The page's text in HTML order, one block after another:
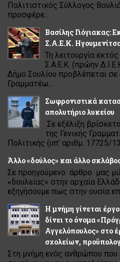
Πολιτιστικός Σύλλογος
προσφέρε...
Βασίλης Γιόγιακας:
Σ.Α.Ε.Κ.
Τη λειτουργία
Σ.Α.Ε.Κ. (πρώην
Δήμο Σουλίου προβλέπεται
Γραμματέω...
Σωφρονιστικά
απολυτήριο λυκείου
Σε εξέλιξη
της Γενικής
Πολιτικής (υπ' αριθμ. 17725/
Άλλο «δούλος» και άλλο
Σε προηγούμενο άρθρο μας
«δουλείας» στην αρχαία
εξηγήσουμε πως στην ουσία
Η μνήμη γίνεται
δίνει το όνομα
Αγγελόπουλος» στο
σχολείων,
Στη μνήμη ενός ανθρώπου που